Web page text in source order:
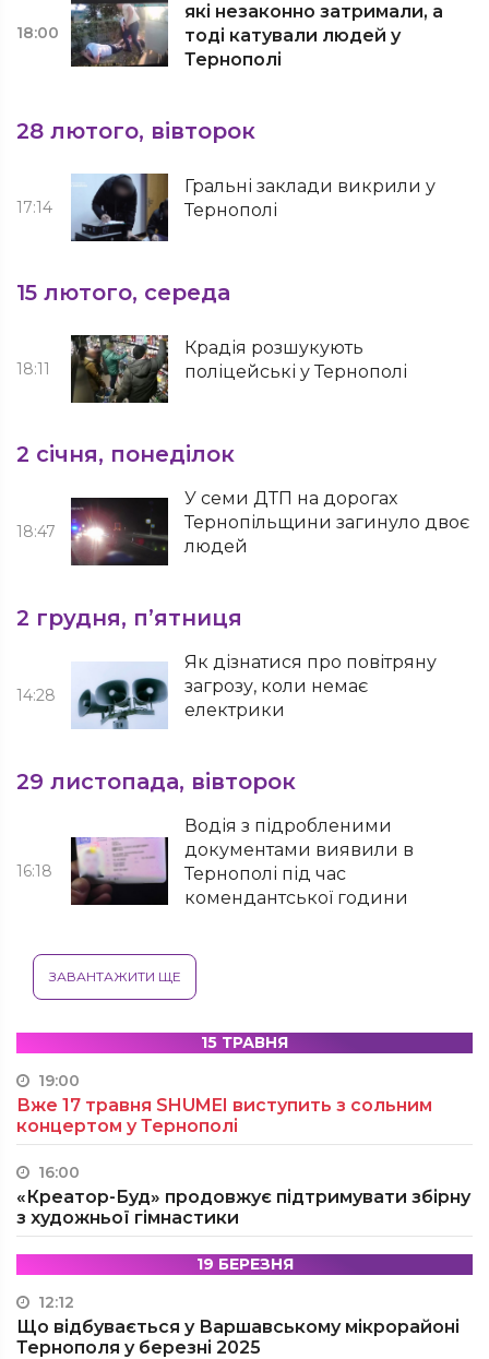
18:00
які незаконно затримали, а
тоді катували людей у
Тернополі
28 лютого, вівторок
17:14
Гральні заклади викрили у
Тернополі
15 лютого, середа
18:11
Крадія розшукують
поліцейські у Тернополі
2 січня, понеділок
18:47
У семи ДТП на дорогах
Тернопільщини загинуло двоє
людей
2 грудня, п’ятниця
14:28
Як дізнатися про повітряну
загрозу, коли немає
електрики
29 листопада, вівторок
16:18
Водія з підробленими
документами виявили в
Тернополі під час
комендантської години
ЗАВАНТАЖИТИ ЩЕ
15 ТРАВНЯ
19:00
Вже 17 травня SHUMEI виступить з сольним
концертом у Тернополі
16:00
«Креатор-Буд» продовжує підтримувати збірну
з художньої гімнастики
19 БЕРЕЗНЯ
12:12
Що відбувається у Варшавському мікрорайоні
Тернополя у березні 2025